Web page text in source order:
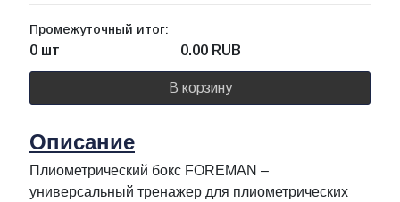
Промежуточный итог:
0 шт 0.00 RUB
В корзину
Описание
Плиометрический бокс FOREMAN –
универсальный тренажер для плиометрических